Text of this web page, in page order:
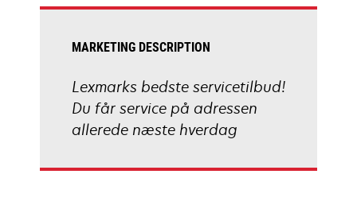
MARKETING DESCRIPTION
Lexmarks bedste servicetilbud!
Du får service på adressen
allerede næste hverdag